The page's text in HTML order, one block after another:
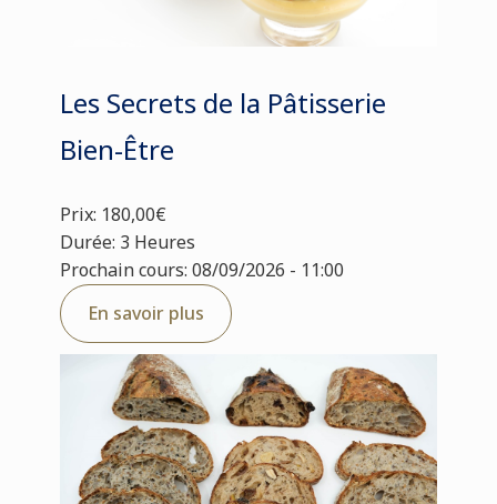
Les Secrets de la Pâtisserie
Bien-Être
Prix: 180,00€
Durée: 3 Heures
Prochain cours: 08/09/2026 - 11:00
En savoir plus